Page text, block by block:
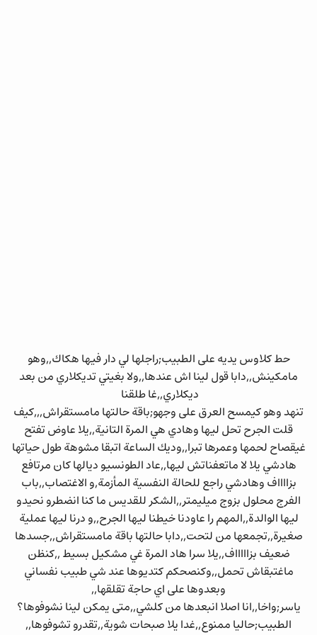
حط كلاوس يديه على الطبيب;راجلها لي دار فيها هكاك,,وهو
مامكينش,,دابا قول لينا اش عندها,,ولا بغيتي تديكلاري من بعد
ديكلاري,,غا طلقنا
تنهد وهو كيمسح العرق على وجهو;باقة حالتها مامستقراش,,,كيف
قلت الجرح تحل ليها وهادي هي المرة التانية,,يلا عاوض تفتح
غيقصاح لحمها وعمرها تبرا,,وديك الساعة اتبقا مشوهة طول حياتها
هادشي يلا لا ماتعفناتش ليها,,عاد الطونسيو ديالها كان مرتافع
بزااااف وهادشي راجع للحالة النفسية المأزمة,و الاغتصاب,,باب
الفرج محلول بزوج ميليمتر,,الشكر للقديس ما كنا انضطرو نحيدو
ليها الوالدة,,المهم را عاودنا خيطنا ليها الجرح,,و درنا ليها عملية
صغيرة,,تجمعها من لتحت,,دابا حالتها باقة مامستقراش,,جسدها
ضعيف بزاااااف,,يلا سرا هاد المرة غي مشكيل بسيط ,,كنظن
ماغتبقاش تحمل,,وكنصحكم كتديوها عند شي طبيب نفساني
وبعدوها على اي حاجة تقلقها,,
ياسر;واخا,,انا اصلا انبعدها من كلشي,,متى يمكن لينا نشوفوها؟
الطبيب;حاليا ممنوع,,غدا يلا صبحات شوية,,تقدرو تشوفوها,,